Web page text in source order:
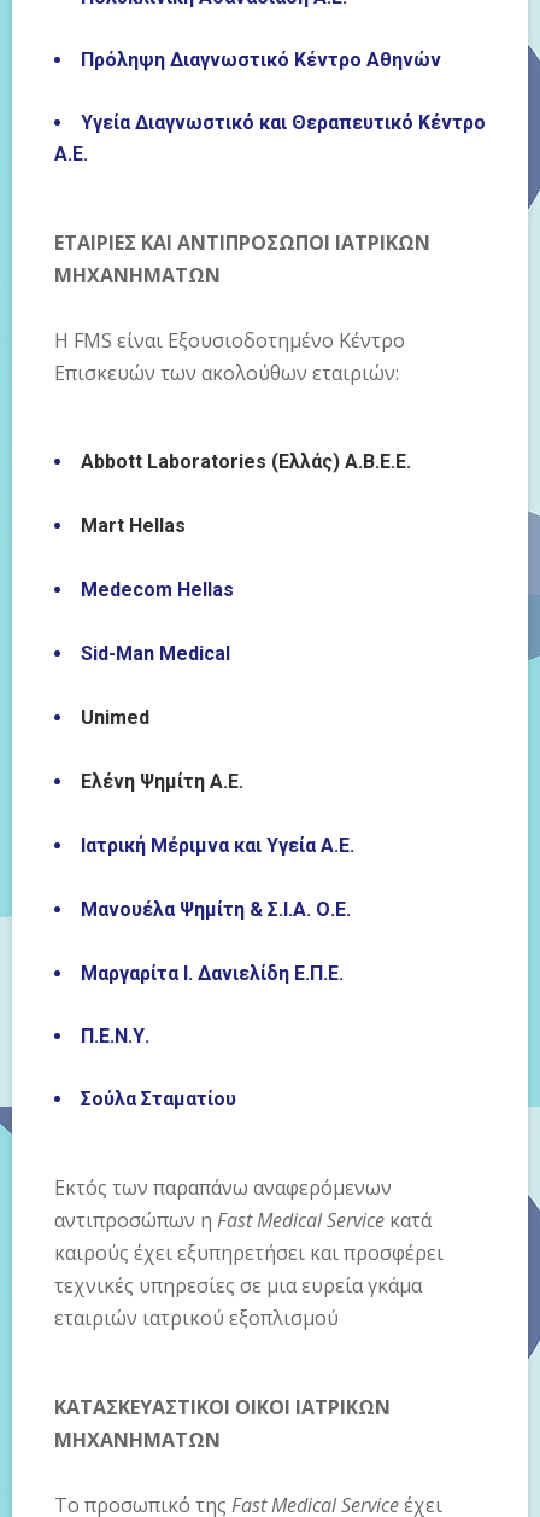
Πρόληψη Διαγνωστικό Κέντρο Αθηνών
Υγεία Διαγνωστικό και Θεραπευτικό Κέντρο
Α.Ε.
ΕΤΑΙΡΙΕΣ KAI ΑΝΤΙΠΡΟΣΩΠΟΙ ΙΑΤΡΙΚΩΝ
ΜΗΧΑΝΗΜΑΤΩΝ
Η FMS είναι Εξουσιοδοτημένο Κέντρο
Επισκευών των ακολούθων εταιριών:
Abbott Laboratories (Ελλάς) Α.Β.Ε.Ε.
Mart Hellas
Medecom Hellas
Sid-Man Medical
Unimed
Ελένη Ψημίτη Α.Ε.
Ιατρική Μέριμνα και Υγεία Α.Ε.
Μανουέλα Ψημίτη & Σ.Ι.Α. Ο.Ε.
Μαργαρίτα Ι. Δανιελίδη Ε.Π.Ε.
Π.Ε.Ν.Υ.
Σούλα Σταματίου
Εκτός των παραπάνω αναφερόμενων
αντιπροσώπων η Fast Medical Service κατά
καιρούς έχει εξυπηρετήσει και προσφέρει
τεχνικές υπηρεσίες σε μια ευρεία γκάμα
εταιριών ιατρικού εξοπλισμού
ΚΑΤΑΣΚΕΥΑΣΤΙΚΟΙ ΟΙΚΟΙ ΙΑΤΡΙΚΩΝ
ΜΗΧΑΝΗΜΑΤΩΝ
Το προσωπικό της Fast Medical Serviceέχει